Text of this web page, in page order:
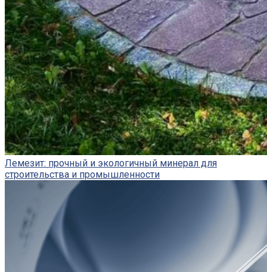
Лемезит: прочный и экологичный минерал для
строительства и промышленности